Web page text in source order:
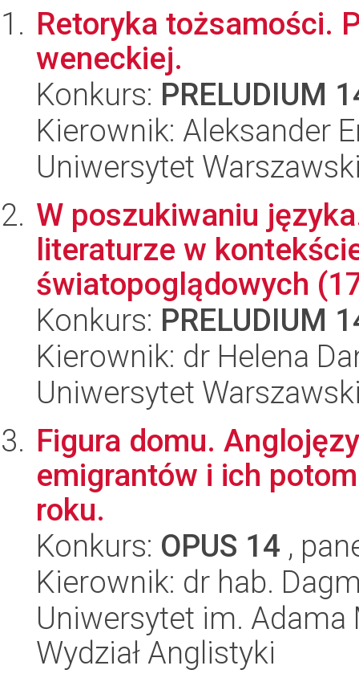
Retoryka tożsamości.
weneckiej.
Konkurs: PRELUDIUM
Kierownik: Aleksander
Uniwersytet
W poszukiwaniu
literaturze w
światopoglądowych
Konkurs: PRELUDIUM
Kierownik: dr Helena
Uniwersytet
Figura domu.
emigrantów i ich
roku.
Konkurs: OPUS 14 ,
Kierownik: dr hab.
Uniwersytet im.
Wydział Anglistyki